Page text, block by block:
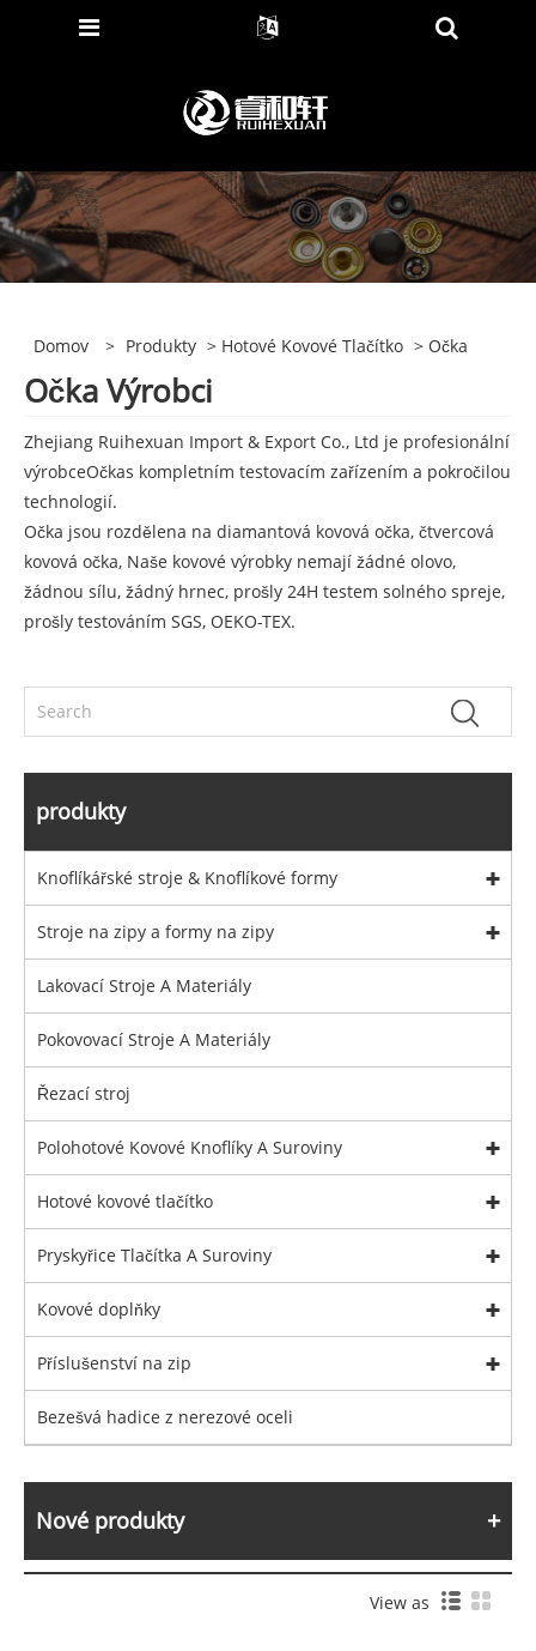
Domov > Produkty > Hotové Kovové Tlačítko > Očka
Očka Výrobci
Zhejiang Ruihexuan Import & Export Co., Ltd je profesionální
výrobceOčkas kompletním testovacím zařízením a pokročilou
technologií.
Očka jsou rozdělena na diamantová kovová očka, čtvercová
kovová očka, Naše kovové výrobky nemají žádné olovo,
žádnou sílu, žádný hrnec, prošly 24H testem solného spreje,
prošly testováním SGS, OEKO-TEX.
produkty
Knoflíkářské stroje & Knoflíkové formy
Stroje na zipy a formy na zipy
Lakovací Stroje A Materiály
Pokovovací Stroje A Materiály
Řezací stroj
Polohotové Kovové Knoflíky A Suroviny
Hotové kovové tlačítko
Pryskyřice Tlačítka A Suroviny
Kovové doplňky
Příslušenství na zip
Bezešvá hadice z nerezové oceli
Nové produkty
View as